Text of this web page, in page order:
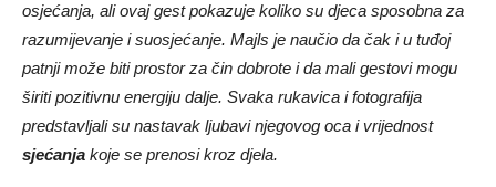
osjećanja, ali ovaj gest pokazuje koliko su djeca sposobna za
razumijevanje i suosjećanje. Majls je naučio da čak i u tuđoj
patnji može biti prostor za čin dobrote i da mali gestovi mogu
širiti pozitivnu energiju dalje. Svaka rukavica i fotografija
predstavljali su nastavak ljubavi njegovog oca i vrijednost
sjećanja koje se prenosi kroz djela.